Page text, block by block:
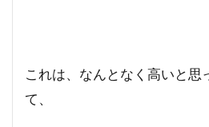
これは、なんとなく高いと思
て、